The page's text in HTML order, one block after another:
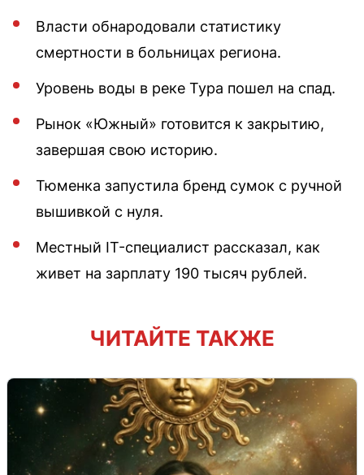
Власти обнародовали статистику
смертности в больницах региона.
Уровень воды в реке Тура пошел на спад.
Рынок «Южный» готовится к закрытию,
завершая свою историю.
Тюменка запустила бренд сумок с ручной
вышивкой с нуля.
Местный IT-специалист рассказал, как
живет на зарплату 190 тысяч рублей.
ЧИТАЙТЕ ТАКЖЕ